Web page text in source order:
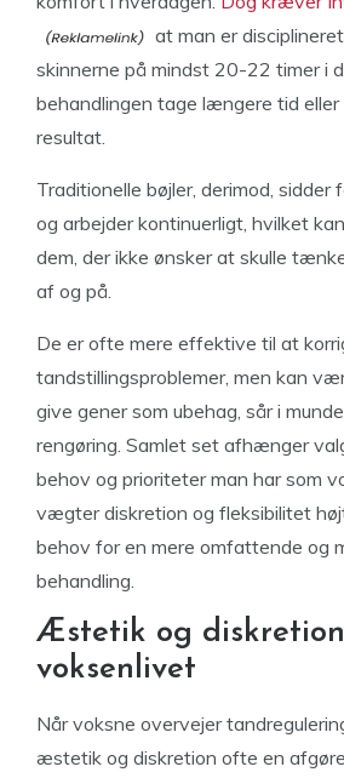
at man er
skinnerne på mindst 20-22 timer i
behandlingen tage længere tid eller
resultat.
Traditionelle bøjler, derimod,
og arbejder kontinuerligt, hvilket
dem, der ikke ønsker at skulle
af og på.
De er ofte mere effektive til at
tandstillingsproblemer, men kan
give gener som ubehag, sår i
rengøring. Samlet set afhænger
behov og prioriteter man har som
vægter diskretion og fleksibilitet
behov for en mere omfattende og
behandling.
Æstetik og
voksenlivet
Når voksne overvejer
æstetik og diskretion ofte en